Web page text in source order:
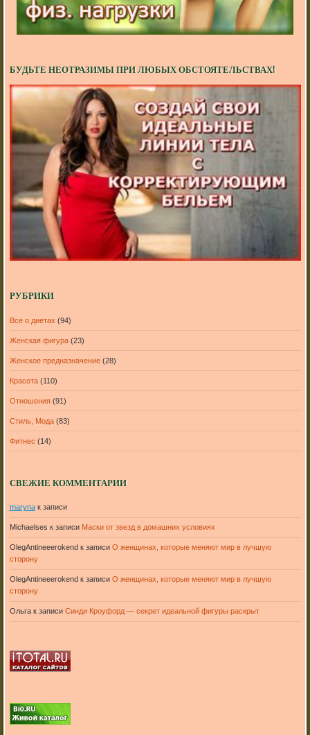
БУДЬТЕ НЕОТРАЗИМЫ ПРИ ЛЮБЫХ ОБСТОЯТЕЛЬСТВАХ!
РУБРИКИ
Все о диетах (94)
Женская фигура(23)
Женское предназначение(28)
Красота(110)
Отношения(91)
Стиль, Мода(83)
Фитнес (14)
СВЕЖИЕ КОММЕНТАРИИ
marynaк записи
Michaelses к записи Маски от звезд в домашних условиях
OlegAntineeerokend к записи О женщинах, которые меняют мир в лучшую
сторону
OlegAntineeerokend к записи О женщинах, которые меняют мир в лучшую
сторону
Ольгак записи Синди Кроуфорд — секрет идеальной фигуры раскрыт